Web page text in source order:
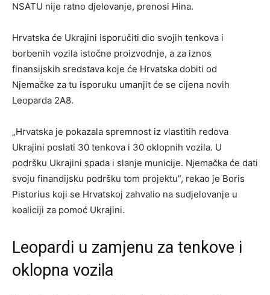
NSATU nije ratno djelovanje, prenosi Hina.
e
n
d
o
f
i
s
t
Hrvatska će Ukrajini isporučiti dio svojih tenkova i
borbenih vozila istočne proizvodnje, a za iznos
finansijskih sredstava koje će Hrvatska dobiti od
Njemačke za tu isporuku umanjit će se cijena novih
Leoparda 2A8.
„Hrvatska je pokazala spremnost iz vlastitih redova
Ukrajini poslati 30 tenkova i 30 oklopnih vozila. U
podršku Ukrajini spada i slanje municije. Njemačka će dati
svoju finandijsku podršku tom projektu”, rekao je Boris
Pistorius koji se Hrvatskoj zahvalio na sudjelovanje u
koaliciji za pomoć Ukrajini.
Leopardi u zamjenu za tenkove i
oklopna vozila